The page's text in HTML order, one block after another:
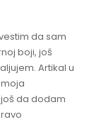
da sam
boji, još
Artikal u
da dodam